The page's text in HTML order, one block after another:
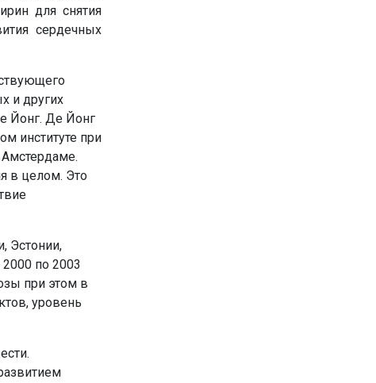
для снятия
сердечных
и других
Йонг. Де Йонг
институте при
в целом. Это
Эстонии,
по 2003
при этом в
уровень